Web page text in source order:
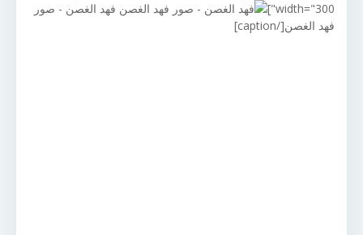
width="300"]
فهد الغصن - صور
فهد الغصن[/caption]